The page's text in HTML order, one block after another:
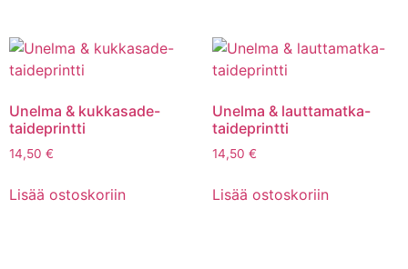
Unelma & kukkasade-
taideprintti
14,50 €
Lisää ostoskoriin
Unelma & lauttamatka-
taideprintti
14,50 €
Lisää ostoskoriin